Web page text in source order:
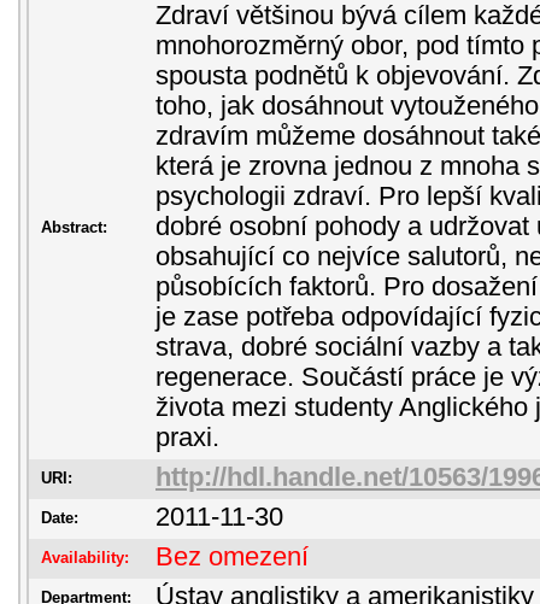
Abstract:
Zdraví většinou bývá cílem
mnohorozměrný obor, pod tímto
spousta podnětů k objevování.
toho, jak dosáhnout
zdravím můžeme dosáhnout
která je zrovna jednou z mnoha
psychologii zdraví. Pro lepší
dobré osobní pohody a
obsahující co nejvíce salutorů,
působících faktorů. Pro
je zase potřeba odpovídající
strava, dobré sociální vazby a
regenerace. Součástí práce je
života mezi studenty Anglického
praxi.
URI: http://hdl.handle.net/10563/
Date: 2011-11-30
Availability: Bez omezení
Department: Ústav anglistiky a amerikanistiky